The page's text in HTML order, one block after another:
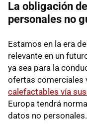
La obligación
personales no
Estamos en la era del
relevante en un
ya sea para la
ofertas comerciales
calefactables vía
Europa tendrá
datos no personales.